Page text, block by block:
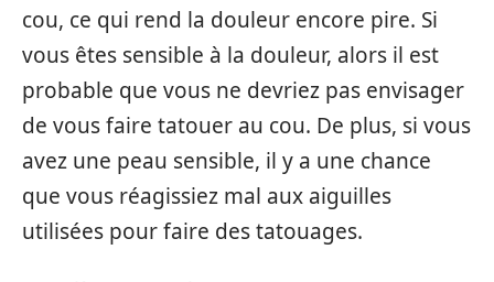
cou, ce qui rend la douleur encore pire. Si
vous êtes sensible à la douleur, alors il est
probable que vous ne devriez pas envisager
de vous faire tatouer au cou. De plus, si vous
avez une peau sensible, il y a une chance
que vous réagissiez mal aux aiguilles
utilisées pour faire des tatouages.